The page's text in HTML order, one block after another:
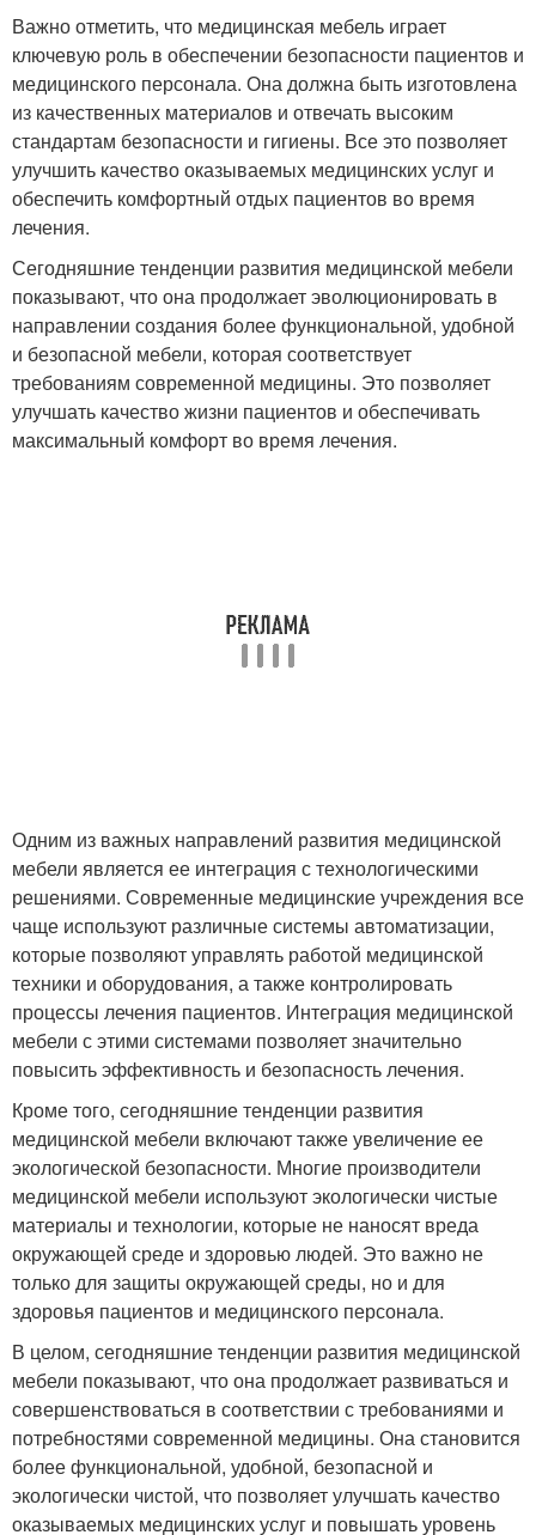
Важно отметить, что медицинская мебель играет
ключевую роль в обеспечении безопасности пациентов и
медицинского персонала. Она должна быть изготовлена
из качественных материалов и отвечать высоким
стандартам безопасности и гигиены. Все это позволяет
улучшить качество оказываемых медицинских услуг и
обеспечить комфортный отдых пациентов во время
лечения.
Сегодняшние тенденции развития медицинской мебели
показывают, что она продолжает эволюционировать в
направлении создания более функциональной, удобной
и безопасной мебели, которая соответствует
требованиям современной медицины. Это позволяет
улучшать качество жизни пациентов и обеспечивать
максимальный комфорт во время лечения.
Одним из важных направлений развития медицинской
мебели является ее интеграция с технологическими
решениями. Современные медицинские учреждения все
чаще используют различные системы автоматизации,
которые позволяют управлять работой медицинской
техники и оборудования, а также контролировать
процессы лечения пациентов. Интеграция медицинской
мебели с этими системами позволяет значительно
повысить эффективность и безопасность лечения.
Кроме того, сегодняшние тенденции развития
медицинской мебели включают также увеличение ее
экологической безопасности. Многие производители
медицинской мебели используют экологически чистые
материалы и технологии, которые не наносят вреда
окружающей среде и здоровью людей. Это важно не
только для защиты окружающей среды, но и для
здоровья пациентов и медицинского персонала.
В целом, сегодняшние тенденции развития медицинской
мебели показывают, что она продолжает развиваться и
совершенствоваться в соответствии с требованиями и
потребностями современной медицины. Она становится
более функциональной, удобной, безопасной и
экологически чистой, что позволяет улучшать качество
оказываемых медицинских услуг и повышать уровень